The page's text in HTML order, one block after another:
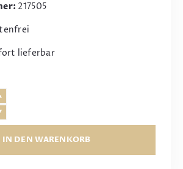
217505
lieferbar
IN DEN WARENKORB